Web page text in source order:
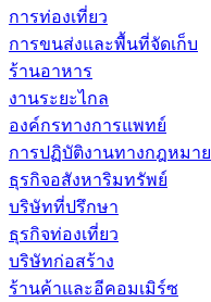
การท่องเที่ยว
การขนส่งและพื้นที่จัดเก็บ
ร้านอาหาร
งานระยะไกล
องค์กรทางการแพทย์
การปฏิบัติงานทางกฎหมาย
ธุรกิจอสังหาริมทรัพย์
บริษัทที่ปรึกษา
ธุรกิจท่องเที่ยว
บริษัทก่อสร้าง
ร้านค้าและอีคอมเมิร์ซ